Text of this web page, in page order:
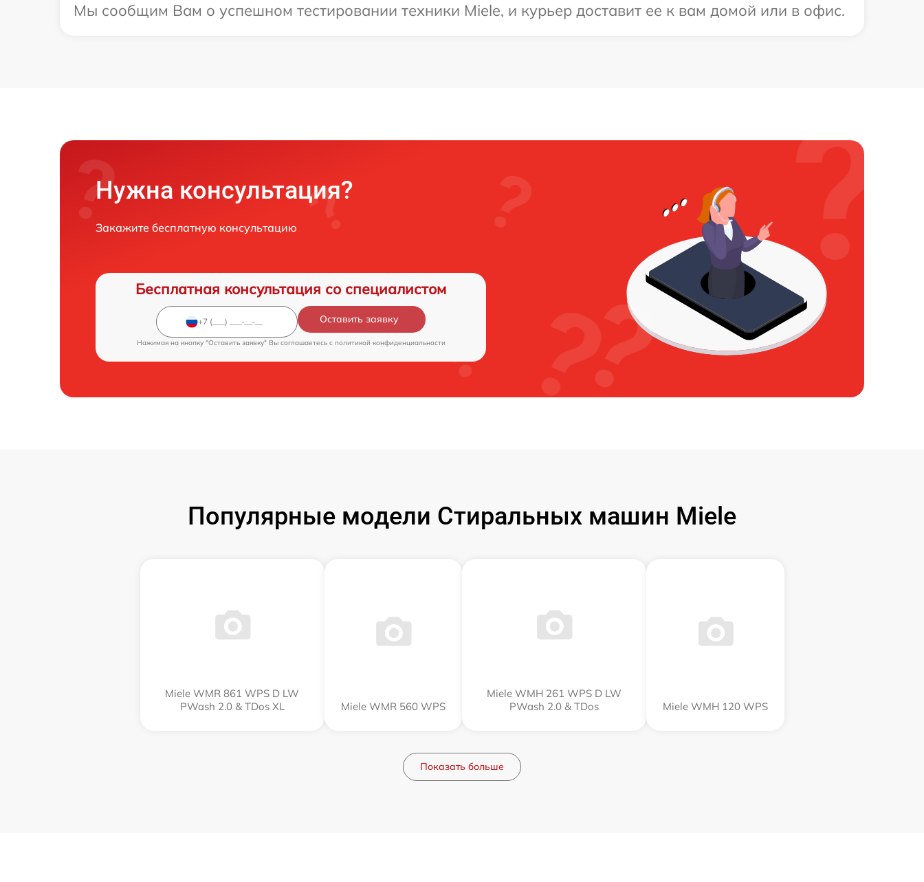
Мы сообщим Вам о успешном тестировании техники Miele, и курьер доставит ее к вам домой или в офис.
Нужна консультация?
Закажите бесплатную консультацию
Бесплатная консультация со специалистом
Оставить заявку
Нажимая на кнопку "Оставить заявку" Вы соглашаетесь c политикой конфиденциальности
Популярные модели Стиральных машин Miele
Miele WMR 861 WPS D LW
PWash 2.0 & TDos XL
Miele WMR 560 WPS
Miele WMH 261 WPS D LW
PWash 2.0 & TDos
Miele WMH 120 WPS
Показать больше